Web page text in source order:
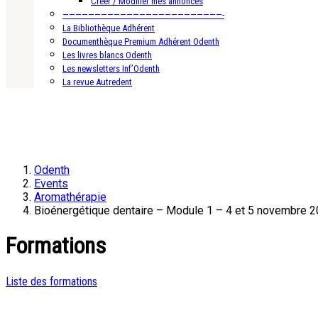
—————————————————————————-
La Bibliothèque Adhérent
Documenthèque Premium Adhérent Odenth
Les livres blancs Odenth
Les newsletters Inf’Odenth
La revue Autredent
Odenth
Events
Aromathérapie
Bioénergétique dentaire – Module 1 – 4 et 5 novembre
Formations
Liste des formations